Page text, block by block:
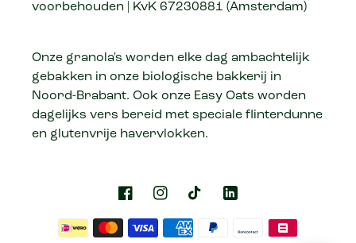
voorbehouden | KvK 67230881 (Amsterdam)
Onze granola's worden elke dag ambachtelijk
gebakken in onze biologische bakkerij in
Noord-Brabant. Ook onze Easy Oats worden
dagelijks vers bereid met speciale flinterdunne
en glutenvrije havervlokken.